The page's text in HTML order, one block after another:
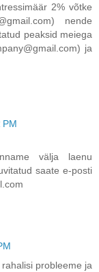
2% võtke
nende
peaksid meiega
ja
PM
välja laenu
saate e-posti
probleeme ja